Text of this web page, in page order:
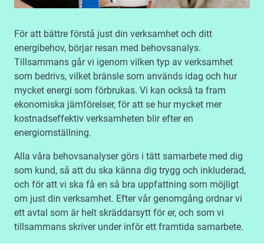
För att bättre förstå just din verksamhet och ditt
energibehov, börjar resan med behovsanalys.
Tillsammans går vi igenom vilken typ av verksamhet
som bedrivs, vilket bränsle som används idag och hur
mycket energi som förbrukas. Vi kan också ta fram
ekonomiska jämförelser, för att se hur mycket mer
kostnadseffektiv verksamheten blir efter en
energiomställning.
Alla våra behovsanalyser görs i tätt samarbete med dig
som kund, så att du ska känna dig trygg och inkluderad,
och för att vi ska få en så bra uppfattning som möjligt
om just din verksamhet. Efter vår genomgång ordnar vi
ett avtal som är helt skräddarsytt för er, och som vi
tillsammans skriver under inför ett framtida samarbete.